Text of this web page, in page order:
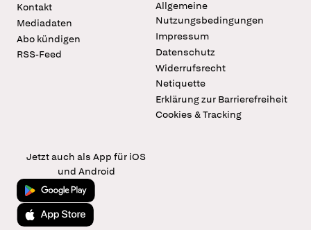
Kontakt
Mediadaten
Abo kündigen
RSS-Feed
Allgemeine
Nutzungsbedingungen
Impressum
Datenschutz
Widerrufsrecht
Netiquette
Erklärung zur Barrierefreiheit
Cookies & Tracking
Jetzt auch als App für iOS
und Android
Jetzt bei Google Play
Laden im App Store